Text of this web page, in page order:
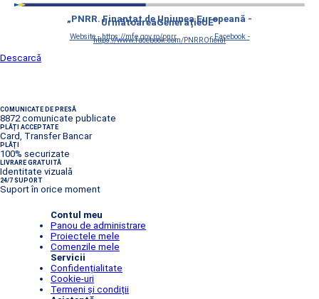
„PNRR. Finanțat de Uniunea Europeană -
UrmătoareaGenerațieUE”
Website - https://mfe.gov.ro/pnrr Facebook -
https://www.facebook.com/PNRROficial
Descarcă
COMUNICATE DE PRESĂ
8872 comunicate publicate
PLĂȚI ACCEPTATE
Card, Transfer Bancar
PLĂȚI
100% securizate
LIVRARE GRATUITĂ
Identitate vizuală
24/7 SUPORT
Suport în orice moment
Contul meu
Panou de administrare
Proiectele mele
Comenzile mele
Servicii
Confidențialitate
Cookie-uri
Termeni și condiții